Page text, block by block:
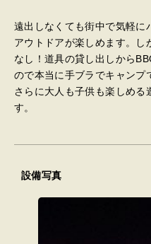
遠出しなくても街中で気軽に
アウトドアが楽しめます。し
なし！道具の貸し出しから
ので本当に手ブラでキャンプ
さらに大人も子供も楽しめる
す。
設備写真